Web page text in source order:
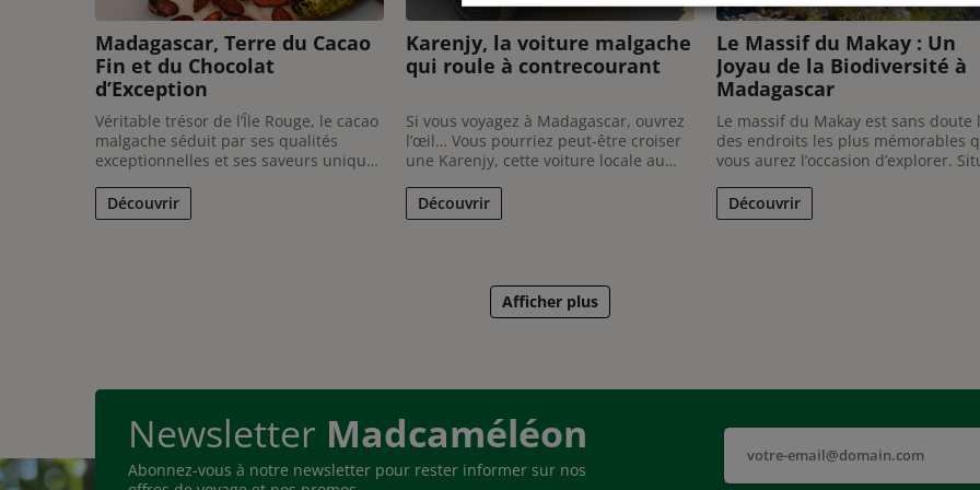
Madagascar, Terre du Cacao
Fin et du Chocolat
d’Exception
Véritable trésor de l’Île Rouge, le cacao
malgache séduit par ses qualités
exceptionnelles et ses saveurs uniques
chocolat du monde entier. En effet,
souvent considéré comme un petit
Découvrir
Karenjy, la voiture malgache
qui roule à contrecourant
Si vous voyagez à Madagascar, ouvrez
l’œil… Vous pourriez peut-être croiser
une Karenjy, cette voiture locale au
d’un film des années 80. Elle n’est pas
qu’une simple curiosité. En effet, elle
Découvrir
Le Massif du Makay : Un
Joyau de la Biodiversité à
Madagascar
Le massif du Makay est sans doute
des endroits les plus mémorables
vous aurez l’occasion d’explorer.
labyrinthe minéral unique au monde
est, en effet, composé de profonds
Découvrir
Afficher plus
Newsletter Madcaméléon
Abonnez-vous à notre newsletter pour rester informer sur nos
Ou se connecter avec